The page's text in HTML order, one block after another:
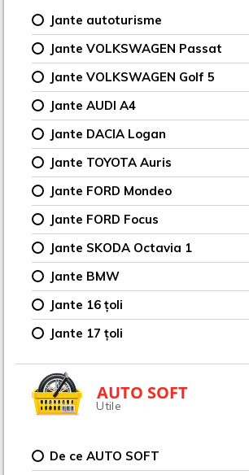
Jante autoturisme
Jante VOLKSWAGEN Passat
Jante VOLKSWAGEN Golf 5
Jante AUDI A4
Jante DACIA Logan
Jante TOYOTA Auris
Jante FORD Mondeo
Jante FORD Focus
Jante SKODA Octavia 1
Jante BMW
Jante 16 țoli
Jante 17 țoli
AUTO SOFT
Utile
De ce AUTO SOFT